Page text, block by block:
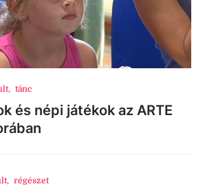
, tánc
és népi játékok az ARTE
, régészet